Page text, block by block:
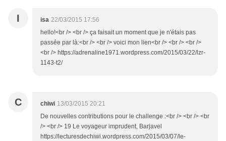
I isa 22/03/2015 17:56
hello!<br /> <br /> ça faisait un moment que je n'étais pas
passée par là:<br /> <br /> voici mon lien<br /> <br /> <br />
<br /> https://adrenaline1971.wordpress.com/2015/03/22/lzr-
1143-t2/
C chiwi 13/03/2015 20:21
De nouvelles contributions pour le challenge :<br /> <br /> <br
/> <br /> 19 Le voyageur imprudent, Barjavel
https://lecturesdechiwi.wordpress.com/2015/03/07/le-